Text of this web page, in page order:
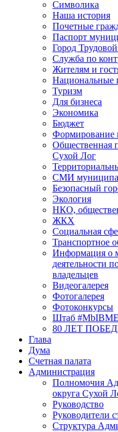
Символика
Наша история
Почетные
Паспорт
Город
Служба по
Жителям и
Национальные
Туризм
Для бизнеса
Экономика
Бюджет
Формирование
Общественная
Сухой Лог
СМИ
Безопасный
Экология
НКО,
ЖКХ
Социальная
Транспортное
Информация о
деятельности
владельцев
Видеогалерея
Фотогалерея
Фотоконкурсы
Штаб
80 ЛЕТ
Глава
Дума
Счетная палата
Администрация
Полномочия
округа Сухой
Руководство
Руководители
Структура